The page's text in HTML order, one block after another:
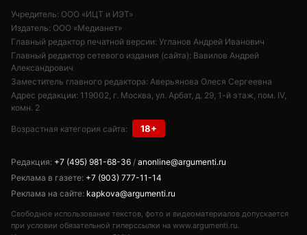
Учредитель: ООО «ИЦТ и ИЭТ»
Издатель: ООО «Медианет»
Главный редактор печатной версии: Угланов Андрей Иванович
Главный редактор сетевого издания (сайта): Вавилов Андрей
Александрович
Заместитель главного редактора: Аверьянова Олеся Сергеевна
Адрес редакции: 119002, г. Москва, ул. Арбат, д. 29, 1-й этаж, пом. IV,
комн. 2
Возрастная категория сайта: 18+
Редакция: +7 (495) 981-68-36 / anonline@argumenti.ru
Реклама в газете: +7 (903) 777-11-14
Реклама на сайте: kapkova@argumenti.ru
Свободное использование текстов, фото и видеоматериалов допускается
при условии обязательной гиперссылки на www.argumenti.ru.